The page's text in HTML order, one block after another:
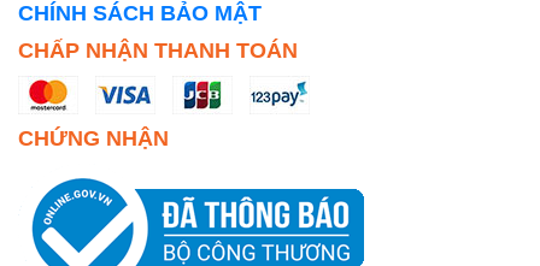
CHÍNH SÁCH BẢO MẬT
CHẤP NHẬN THANH TOÁN
CHỨNG NHẬN